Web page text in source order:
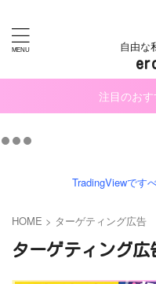
自由な
注目のお
TradingViewです
HOME > ターゲティング広告
ターゲティング広